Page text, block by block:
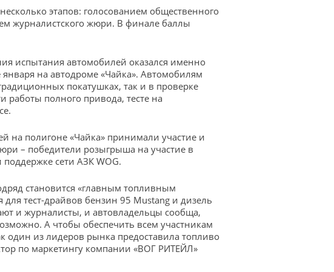
этапов: голосованием общественного
журналистского жюри. В финале баллы
испытания автомобилей оказался именно
на автодроме «Чайка». Автомобилям
покатушках, так и в проверке
работы полного привода, тесте на
на полигоне «Чайка» принимали участие и
– победители розыгрыша на участие в
сети АЗК WOG.
становится «главным топливным
для тест-драйвов бензин 95 Mustang и дизель
и журналисты, и автовладельцы сообща,
А чтобы обеспечить всем участникам
один из лидеров рынка предоставила топливо
по маркетингу компании «ВОГ РИТЕЙЛ»